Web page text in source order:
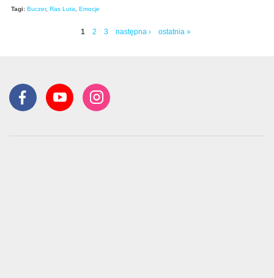
Tagi: Buczer, Ras Luta Emocje
1 2 3 następna › ostatnia »